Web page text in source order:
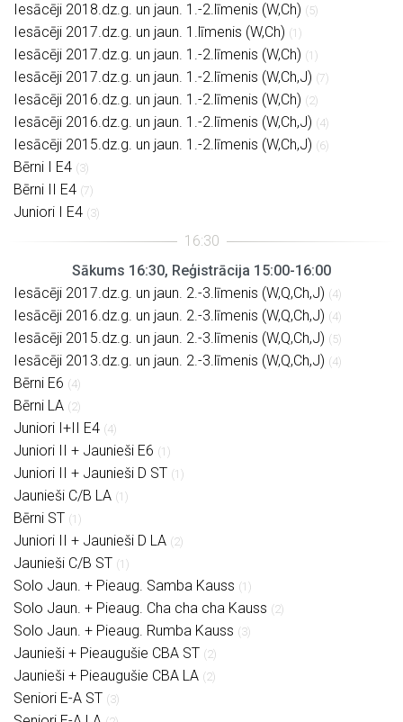
Iesācēji 2018.dz.g. un jaun. 1.-2.līmenis (W,Ch) (5)
Iesācēji 2017.dz.g. un jaun. 1.līmenis (W,Ch) (1)
Iesācēji 2017.dz.g. un jaun. 1.-2.līmenis (W,Ch) (1)
Iesācēji 2017.dz.g. un jaun. 1.-2.līmenis (W,Ch,J) (7)
Iesācēji 2016.dz.g. un jaun. 1.-2.līmenis (W,Ch) (2)
Iesācēji 2016.dz.g. un jaun. 1.-2.līmenis (W,Ch,J) (4)
Iesācēji 2015.dz.g. un jaun. 1.-2.līmenis (W,Ch,J) (6)
Bērni I E4 (3)
Bērni II E4 (7)
Juniori I E4 (3)
Sākums 16:30, Reģistrācija 15:00-16:00
Iesācēji 2017.dz.g. un jaun. 2.-3.līmenis (W,Q,Ch,J) (4)
Iesācēji 2016.dz.g. un jaun. 2.-3.līmenis (W,Q,Ch,J) (4)
Iesācēji 2015.dz.g. un jaun. 2.-3.līmenis (W,Q,Ch,J) (5)
Iesācēji 2013.dz.g. un jaun. 2.-3.līmenis (W,Q,Ch,J) (4)
Bērni E6 (4)
Bērni LA (2)
Juniori I+II E4 (4)
Juniori II + Jaunieši E6 (1)
Juniori II + Jaunieši D ST (1)
Jaunieši C/B LA (1)
Bērni ST (1)
Juniori II + Jaunieši D LA (2)
Jaunieši C/B ST (1)
Solo Jaun. + Pieaug. Samba Kauss (1)
Solo Jaun. + Pieaug. Cha cha cha Kauss (2)
Solo Jaun. + Pieaug. Rumba Kauss (3)
Jaunieši + Pieaugušie CBA ST (2)
Jaunieši + Pieaugušie CBA LA (2)
Seniori E-A ST (3)